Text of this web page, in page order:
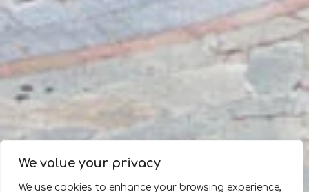
We value your privacy
We use cookies to enhance your browsing experience,